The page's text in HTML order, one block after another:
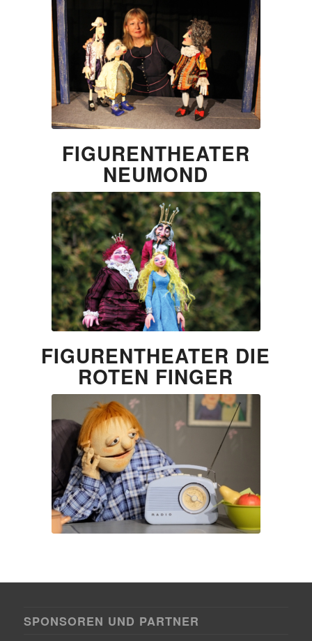
FIGURENTHEATER
NEUMOND
FIGURENTHEATER DIE
ROTEN FINGER
SPONSOREN UND PARTNER